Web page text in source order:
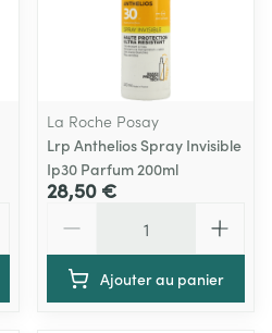
La Roche Posay
Lrp Anthelios Spray Invisible
Ip30 Parfum 200ml
28,50 €
Ajouter au panier